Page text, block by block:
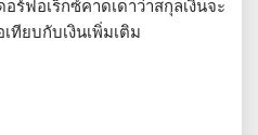
ฟอเร็กซ์คาดเดาว่าสกุลเงินจะ
ทียบกับเงินเพิ่มเติม